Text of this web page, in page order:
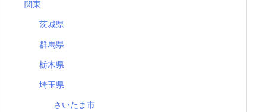
関東
茨城県
群馬県
栃木県
埼玉県
さいたま市